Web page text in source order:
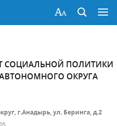
СОЦИАЛЬНОЙ ПОЛИТИКИ
ОКРУГА
г.Анадырь, ул. Беринга, д.2